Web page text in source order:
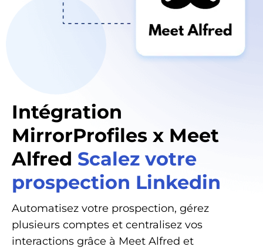
Intégration
MirrorProfiles x Meet
Alfred Scalez votre
prospection Linkedin
Automatisez votre prospection, gérez
plusieurs comptes et centralisez vos
interactions grâce à Meet Alfred et